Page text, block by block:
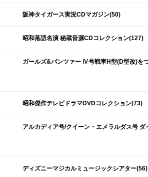
阪神タイガース実況CDマガジン(50)
昭和落語名演 秘蔵音源CDコレクション(127)
昭和傑作テレビドラマDVDコレクション(73)
ディズニーマジカルミュージックシアター(56)